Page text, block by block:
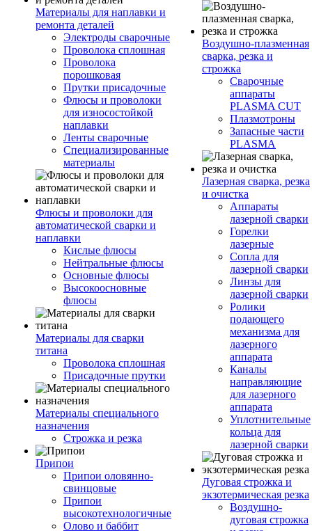
Материалы для наплавки и
ремонта деталей
Электроды сварочные
Проволока сплошная
Проволока
порошковая
Прутки присадочные
Флюсы и проволоки
для износостойкой
наплавки
Ленты сварочные
Специализированные
материалы
Флюсы и проволоки для
автоматической сварки и
наплавки
Кислые флюсы
Нейтральные флюсы
Основные флюсы
Высокоосновные
флюсы
Материалы для сварки
титана
Проволока сплошная
Присадочные прутки
Материалы специального
назначения
Строжка и резка
Припои
Припои оловянно-
свинцовые
Припои
высокотехнологичные
Олово и баббит
Воздушно-плазменная
сварка, резка и
строжка
Сварочные
аппараты
PLASMA CUT
Плазмотроны
Запасные части
PLASMA
Лазерная сварка, резка
и очистка
Аппараты
лазерной сварки
Горелки
лазерные
Сопла для
лазерной сварки
Линзы для
лазерной сварки
Ролики
подающего
механизма для
лазерного
аппарата
Каналы
направляющие
для лазерного
аппарата
Уплотнительные
кольца для
лазерной сварки
Дуговая строжка и
экзотермическая резка
Воздушно-
дуговая строжка